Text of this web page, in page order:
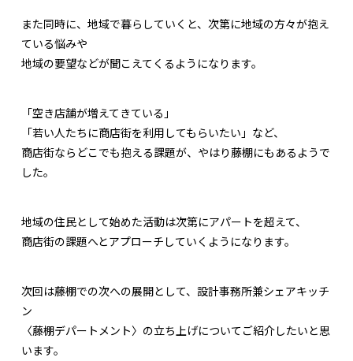
また同時に、地域で暮らしていくと、次第に地域の方々が抱え
ている悩みや
地域の要望などが聞こえてくるようになります。
「空き店舗が増えてきている」
「若い人たちに商店街を利用してもらいたい」など、
商店街ならどこでも抱える課題が、やはり藤棚にもあるようで
した。
地域の住民として始めた活動は次第にアパートを超えて、
商店街の課題へとアプローチしていくようになります。
次回は藤棚での次への展開として、設計事務所兼シェアキッチ
ン
〈藤棚デパートメント〉の立ち上げについてご紹介したいと思
います。